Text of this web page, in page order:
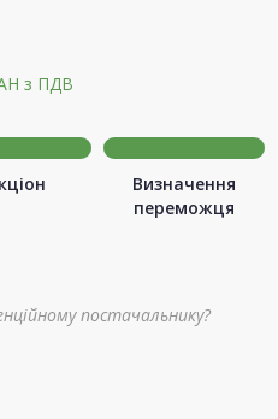
з ПДВ
Визначення
переможця
постачальнику?